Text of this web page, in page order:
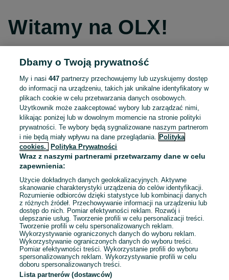
Witamy na OLX!
Kontynuuj przez Facebooka
Kontynuuj przez konto Apple
Kontynuuj przez konto Google
LUB
E-mail
Hasło
Dbamy o Twoją prywatność
My i nasi447 partnerzy przechowujemy lub uzyskujemy dostęp
do informacji na urządzeniu, takich jak unikalne identyfikatory w
plikach cookie w celu przetwarzania danych osobowych.
Użytkownik może zaakceptować wybory lub zarządzać nimi,
klikając poniżej lub w dowolnym momencie na stronie polityki
prywatności. Te wybory będą sygnalizowane naszym partnerom
i nie będą miały wpływu na dane przeglądania.
Polityka
cookies,
Polityka Prywatności
Wraz z naszymi partnerami przetwarzamy dane w celu
zapewnienia:
Użycie dokładnych danych geolokalizacyjnych. Aktywne
skanowanie charakterystyki urządzenia do celów identyfikacji.
Rozumienie odbiorców dzięki statystyce lub kombinacji danych
z różnych źródeł. Przechowywanie informacji na urządzeniu lub
dostęp do nich. Pomiar efektywności reklam. Rozwój i
ulepszanie usług. Tworzenie profili w celu personalizacji treści.
Tworzenie profili w celu spersonalizowanych reklam.
Wykorzystywanie ograniczonych danych do wyboru reklam.
Wykorzystywanie ograniczonych danych do wyboru treści.
Pomiar efektywności treści. Wykorzystanie profili do wyboru
spersonalizowanych reklam. Wykorzystywanie profili w celu
doboru spersonalizowanych treści.
Lista partnerów (dostawców)